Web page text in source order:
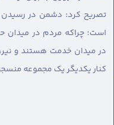
تصریح کرد: دشمن در
است؛ چراکه مردم در میدان
در میدان خدمت هستند و
کنار یکدیگر یک مجموعه